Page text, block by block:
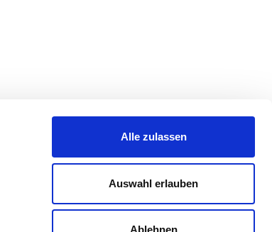
Alle zulassen
Auswahl erlauben
Ablehnen